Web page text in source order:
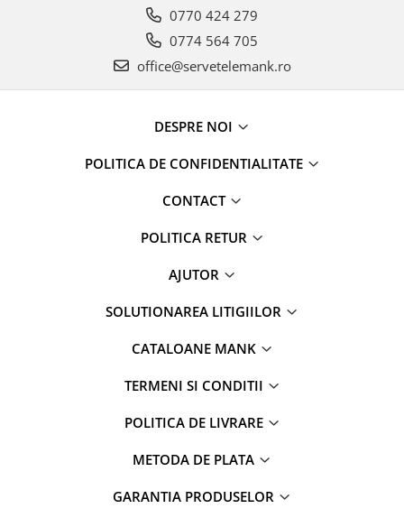
0770 424 279
0774 564 705
office@servetelemank.ro
DESPRE NOI
POLITICA DE CONFIDENTIALITATE
CONTACT
POLITICA RETUR
AJUTOR
SOLUTIONAREA LITIGIILOR
CATALOANE MANK
TERMENI SI CONDITII
POLITICA DE LIVRARE
METODA DE PLATA
GARANTIA PRODUSELOR